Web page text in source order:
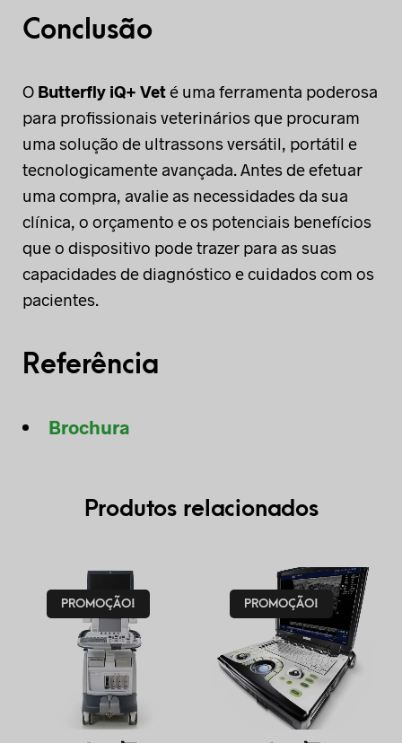
Conclusão
O Butterfly iQ+ Veté uma ferramenta poderosa
para profissionais veterinários que procuram
uma solução de ultrassons versátil, portátil e
tecnologicamente avançada. Antes de efetuar
uma compra, avalie as necessidades da sua
clínica, o orçamento e os potenciais benefícios
que o dispositivo pode trazer para as suas
capacidades de diagnóstico e cuidados com os
pacientes.
Referência
Brochura
Produtos relacionados
PROMOÇÃO! PROMOÇÃO!